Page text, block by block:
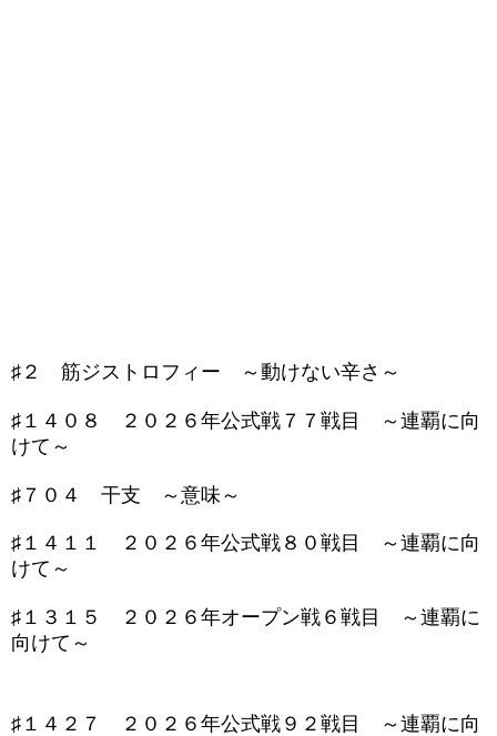
♯２ 筋ジストロフィー ～動けない辛さ～
♯１４０８ ２０２６年公式戦７７戦目 ～連覇に向
けて～
♯７０４ 干支 ～意味～
♯１４１１ ２０２６年公式戦８０戦目 ～連覇に向
けて～
♯１３１５ ２０２６年オープン戦６戦目 ～連覇に
向けて～
♯１４２７ ２０２６年公式戦９２戦目 ～連覇に向